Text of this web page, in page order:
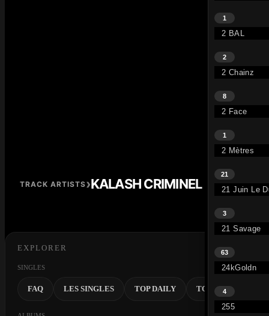
TRACK ARTISTS›KALASH CRIMINEL
1
2 BAL
2
2 Chainz
8
2 Face
1
2 Mètres
21
21 Juin Le
3
21 Savage
63
24kGoldn
4
255
EXPLORER
SINGLES
FAQ LES SINGLES TOP DAILY TOP SEMAINE